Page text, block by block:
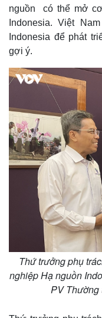
nguồn có thể mở
Indonesia. Việt
Indonesia để phát
gợi ý.
Thứ trưởng phụ
nghiệp Hạ nguồn
PV Thường